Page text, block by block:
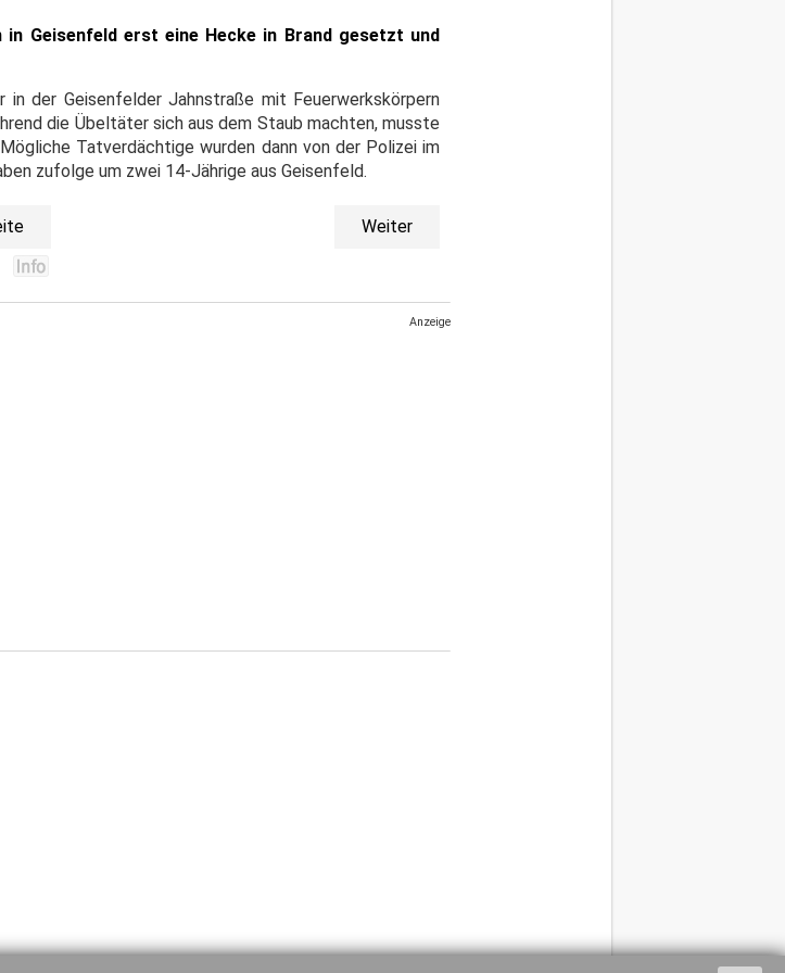
Geisenfeld erst eine Hecke in Brand gesetzt und
der Geisenfelder Jahnstraße mit Feuerwerkskörpern
die Übeltäter sich aus dem Staub machten, musste
Tatverdächtige wurden dann von der Polizei im
zufolge um zwei 14-Jährige aus Geisenfeld.
Weiter
Anzeige